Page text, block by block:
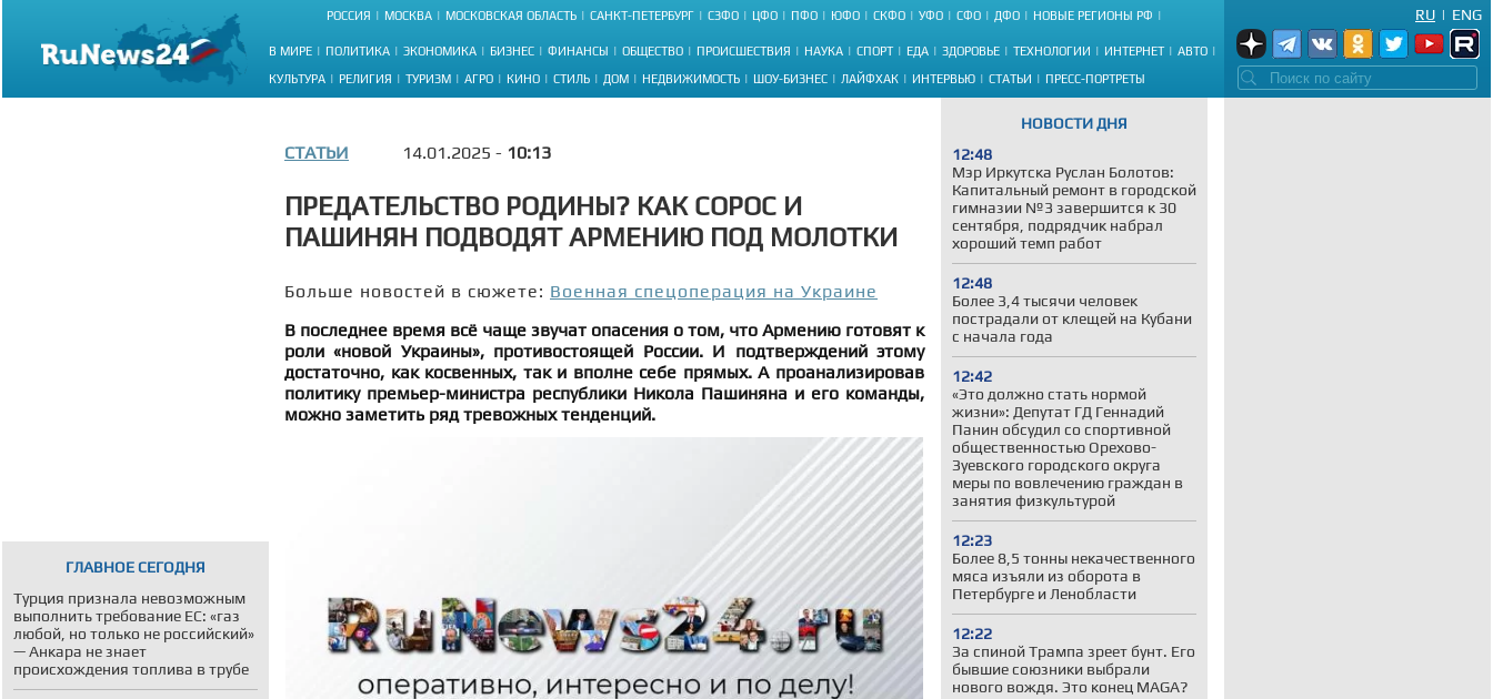
РОССИЯ МОСКВА МОСКОВСКАЯ ОБЛАСТЬ САНКТ-ПЕТЕРБУРГ СЗФО ЦФО ПФО ЮФО СКФО УФО СФО ДФО НОВЫЕ РЕГИОНЫ РФ
В МИРЕ ПОЛИТИКА ЭКОНОМИКА БИЗНЕС ФИНАНСЫ ОБЩЕСТВО ПРОИСШЕСТВИЯ НАУКА СПОРТ ЕДА ЗДОРОВЬЕ ТЕХНОЛОГИИ ИНТЕРНЕТ АВТО
КУЛЬТУРА РЕЛИГИЯ ТУРИЗМ АГРО КИНО СТИЛЬ ДОМ НЕДВИЖИМОСТЬ ШОУ-БИЗНЕС ЛАЙФХАК ИНТЕРВЬЮ СТАТЬИ ПРЕСС-ПОРТРЕТЫ
ENG
|
RU
ГЛАВНОЕ СЕГОДНЯ
Турция признала невозможным
выполнить требование ЕС: «газ
любой, но только не российский»
— Анкара не знает
происхождения топлива в трубе
НОВОСТИ ДНЯ
12:48
Мэр Иркутска Руслан Болотов:
Капитальный ремонт в городской
гимназии №3 завершится к 30
сентября, подрядчик набрал
хороший темп работ
12:48
Более 3,4 тысячи человек
пострадали от клещей на Кубани
с начала года
12:42
«Это должно стать нормой
жизни»: Депутат ГД Геннадий
Панин обсудил со спортивной
общественностью Орехово-
Зуевского городского округа
меры по вовлечению граждан в
занятия физкультурой
12:23
Более 8,5 тонны некачественного
мяса изъяли из оборота в
Петербурге и Ленобласти
12:22
За спиной Трампа зреет бунт. Его
бывшие союзники выбрали
нового вождя. Это конец MAGA?
СТАТЬИ 14.01.2025 - 10:13
ПРЕДАТЕЛЬСТВО РОДИНЫ? КАК СОРОС И
ПАШИНЯН ПОДВОДЯТ АРМЕНИЮ ПОД МОЛОТКИ
Больше новостей в сюжете: Военная спецоперация на Украине
В последнее время всё чаще звучат опасения о том, что Армению готовят к
роли «новой Украины», противостоящей России. И подтверждений этому
достаточно, как косвенных, так и вполне себе прямых. А проанализировав
политику премьер-министра республики Никола Пашиняна и его команды,
можно заметить ряд тревожных тенденций.